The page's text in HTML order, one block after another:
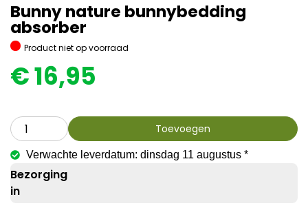
Bunny nature bunnybedding
absorber
Product niet op voorraad
€16,95
Toevoegen
Verwachte leverdatum: dinsdag 11 augustus *
Bezorging
in